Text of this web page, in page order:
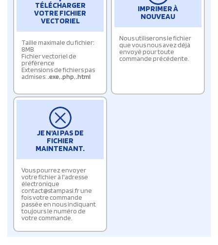
TÉLÉCHARGER
VOTRE FICHIER
VECTORIEL
Taille maximale du fichier:
8MB
Fichier vectoriel de
préférence
Extensions de fichiers pas
admises:.exe,.php,.html
IMPRIMER À
NOUVEAU
Nous utiliserons le fichier
que vous nous avez déjà
envoyé pour toute
commande précédente.
JE N'AI PAS DE
FICHIER
MAINTENANT.
Vous pourrez envoyer
votre fichier à l'adresse
électronique
contact@stampasi.fr une
fois votre commande
passée en nous indiquant
toujours le numéro de
votre commande.